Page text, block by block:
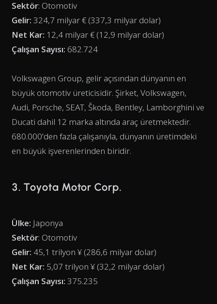
Sektör: Otomotiv
Gelir: 324,7 milyar € (337,3 milyar dolar)
Net Kar: 12,4 milyar € (12,9 milyar dolar)
Çalışan Sayısı: 682.724
Volkswagen Group, gelir açısından dünyanın en
büyük otomotiv üreticisidir. Şirket, Volkswagen,
Audi, Porsche, SEAT, Škoda, Bentley, Lamborghini ve
Ducati dahil 12 marka altında araç üretmektedir.
680.000'den fazla çalışanıyla, dünyanın üretimdeki
en büyük işverenlerinden biridir.
3. Toyota Motor Corp.
Ülke: Japonya
Sektör: Otomotiv
Gelir: 45,1 trilyon ¥ (286,6 milyar dolar)
Net Kar: 5,07 trilyon ¥ (32,2 milyar dolar)
Çalışan Sayısı: 375.235